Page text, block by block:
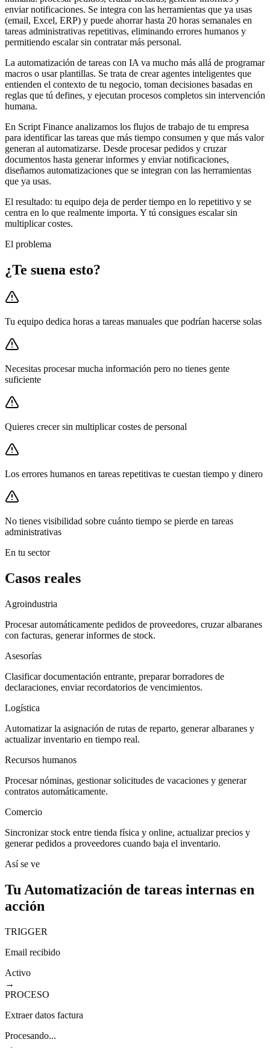
enviar notificaciones. Se integra con las herramientas que ya usas
(email, Excel, ERP) y puede ahorrar hasta 20 horas semanales en
tareas administrativas repetitivas, eliminando errores humanos y
permitiendo escalar sin contratar más personal.
La automatización de tareas con IA va mucho más allá de programar
macros o usar plantillas. Se trata de crear agentes inteligentes que
entienden el contexto de tu negocio, toman decisiones basadas en
reglas que tú defines, y ejecutan procesos completos sin intervención
humana.
En Script Finance analizamos los flujos de trabajo de tu empresa
para identificar las tareas que más tiempo consumen y que más valor
generan al automatizarse. Desde procesar pedidos y cruzar
documentos hasta generar informes y enviar notificaciones,
diseñamos automatizaciones que se integran con las herramientas
que ya usas.
El resultado: tu equipo deja de perder tiempo en lo repetitivo y se
centra en lo que realmente importa. Y tú consigues escalar sin
multiplicar costes.
El problema
¿Te suena esto?
Tu equipo dedica horas a tareas manuales que podrían hacerse solas
Necesitas procesar mucha información pero no tienes gente
suficiente
Quieres crecer sin multiplicar costes de personal
Los errores humanos en tareas repetitivas te cuestan tiempo y dinero
No tienes visibilidad sobre cuánto tiempo se pierde en tareas
administrativas
En tu sector
Casos reales
Agroindustria
Procesar automáticamente pedidos de proveedores, cruzar albaranes
con facturas, generar informes de stock.
Asesorías
Clasificar documentación entrante, preparar borradores de
declaraciones, enviar recordatorios de vencimientos.
Logística
Automatizar la asignación de rutas de reparto, generar albaranes y
actualizar inventario en tiempo real.
Recursos humanos
Procesar nóminas, gestionar solicitudes de vacaciones y generar
contratos automáticamente.
Comercio
Sincronizar stock entre tienda física y online, actualizar precios y
generar pedidos a proveedores cuando baja el inventario.
Así se ve
Tu Automatización de tareas internas en
acción
TRIGGER
Email recibido
Activo
→
PROCESO
Extraer datos factura
Procesando...